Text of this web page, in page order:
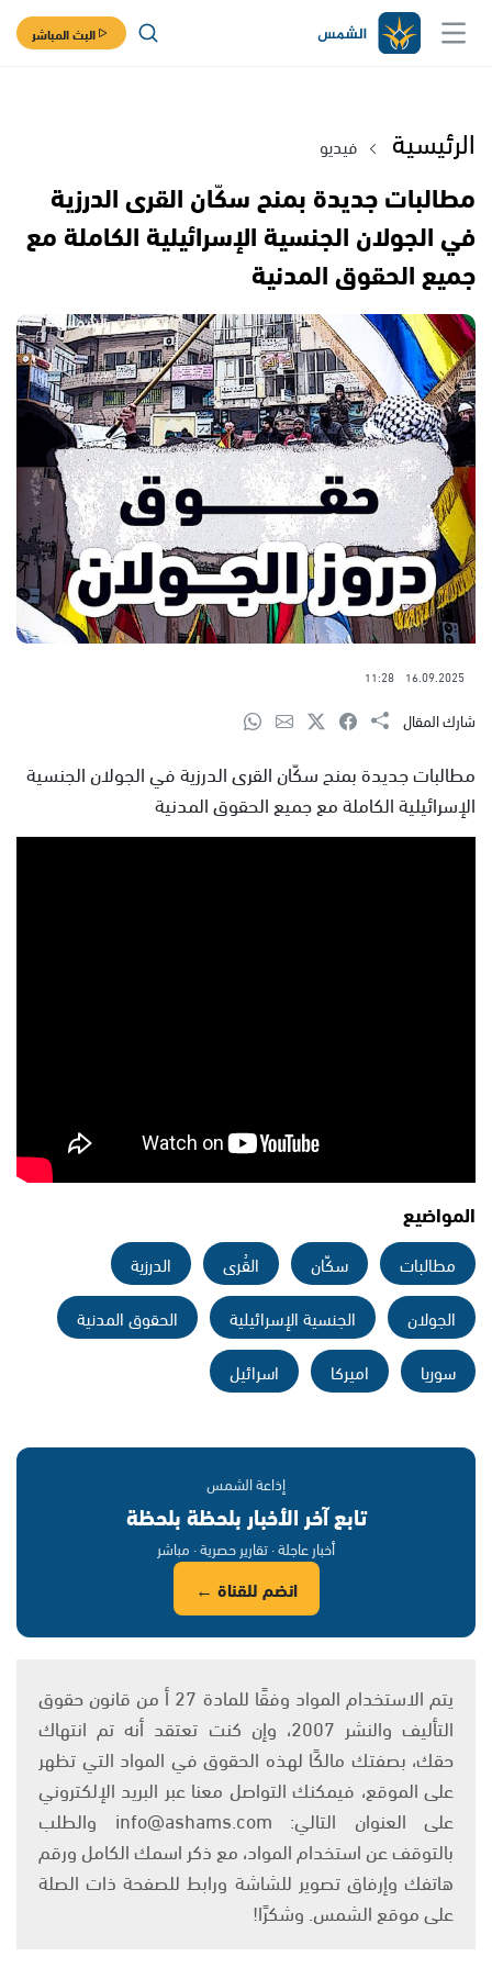
البث المباشر
الرئيسية فيديو
مطالبات جديدة بمنح سكّان القرى الدرزية
في الجولان الجنسية الإسرائيلية الكاملة مع
جميع الحقوق المدنية
16.09.2025
11:28
شارك المقال
مطالبات جديدة بمنح سكّان القرى الدرزية في الجولان الجنسية
الإسرائيلية الكاملة مع جميع الحقوق المدنية
المواضيع
مطالبات سكّان القُرى
الدرزية
الجولان
الجنسية الإسرائيلية
الحقوق المدنية
سوريا
اميركا اسرائيل
إذاعة الشمس
تابع آخر الأخبار بلحظة بلحظة
أخبار عاجلة · تقارير حصرية · مباشر
انضم للقناة ←
يتم الاستخدام المواد وفقًا للمادة 27 أ من قانون حقوق
التأليف والنشر 2007، وإن كنت تعتقد أنه تم انتهاك
حقك، بصفتك مالكًا لهذه الحقوق في المواد التي تظهر
على الموقع، فيمكنك التواصل معنا عبر البريد الإلكتروني
على العنوان التالي: info@ashams.com والطلب
بالتوقف عن استخدام المواد، مع ذكر اسمك الكامل ورقم
هاتفك وإرفاق تصوير للشاشة ورابط للصفحة ذات الصلة
على موقع الشمس. وشكرًا!